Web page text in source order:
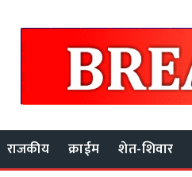
राजकीय क्राईम शेत-शिवार